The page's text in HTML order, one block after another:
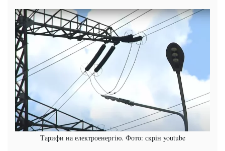
Тарифи на електроенергію. Фото: скрін youtube